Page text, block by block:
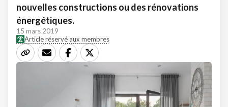
nouvelles constructions ou des rénovations
énergétiques.
15 mars 2019
Article réservé aux membres